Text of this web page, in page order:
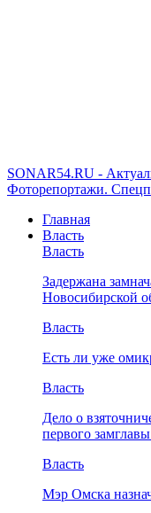
SONAR54.RU -
Фоторепортажи.
Главная
Власть
Власть
Задержана
Новосибирской
Власть
Есть ли уже
Власть
Дело о
первого
Власть
Мэр Омска